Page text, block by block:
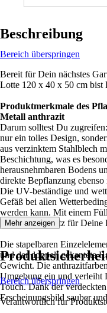
Beschreibung
Bereich überspringen
Bereit für Dein nächstes
Lotte 120 x 40 x 50 cm bist
Produktmerkmale des
Metall anthrazit
Darum solltest Du
nur ein tolles Design,
aus verzinktem Stahlblech
Beschichtung, was es
herausnehmbaren Bodens
direkte Bepflanzung
Die UV-beständige und
Gefäß bei allen
werden kann. Mit einem
ausreichend Platz für
Die stapelbaren
und der doppelt gekantete
Gewicht. Die
Umgebung ein und verleiht
Touch. Dank der
Erscheinungsbild sauber
Mehr anzeigen
Bereich überspringen
Verantwortlich für